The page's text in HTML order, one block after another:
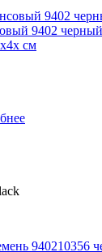
9402
см